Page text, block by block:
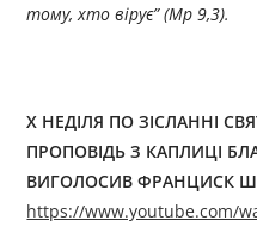
тому, хто вірує”(Мр 9,3).
Х НЕДІЛЯ ПО ЗІСЛАННІ
ПРОПОВІДЬ З КАПЛИЦІ
ВИГОЛОСИВФРАНЦИСК
https://www.youtube.com/